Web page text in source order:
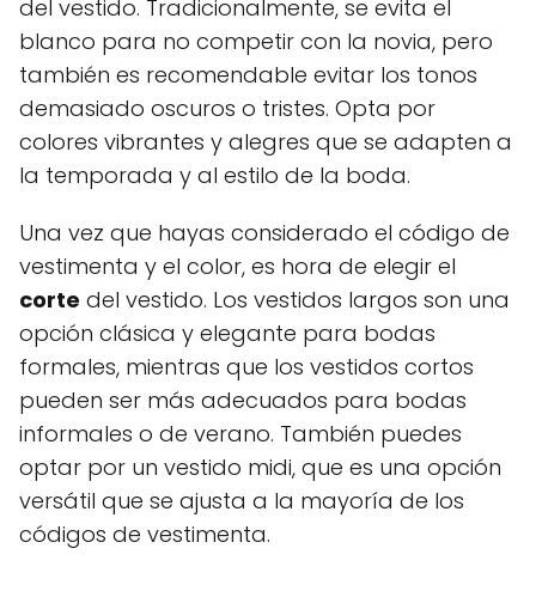
del vestido. Tradicionalmente, se evita el
blanco para no competir con la novia, pero
también es recomendable evitar los tonos
demasiado oscuros o tristes. Opta por
colores vibrantes y alegres que se adapten a
la temporada y al estilo de la boda.
Una vez que hayas considerado el código de
vestimenta y el color, es hora de elegir el
corte del vestido. Los vestidos largos son una
opción clásica y elegante para bodas
formales, mientras que los vestidos cortos
pueden ser más adecuados para bodas
informales o de verano. También puedes
optar por un vestido midi, que es una opción
versátil que se ajusta a la mayoría de los
códigos de vestimenta.